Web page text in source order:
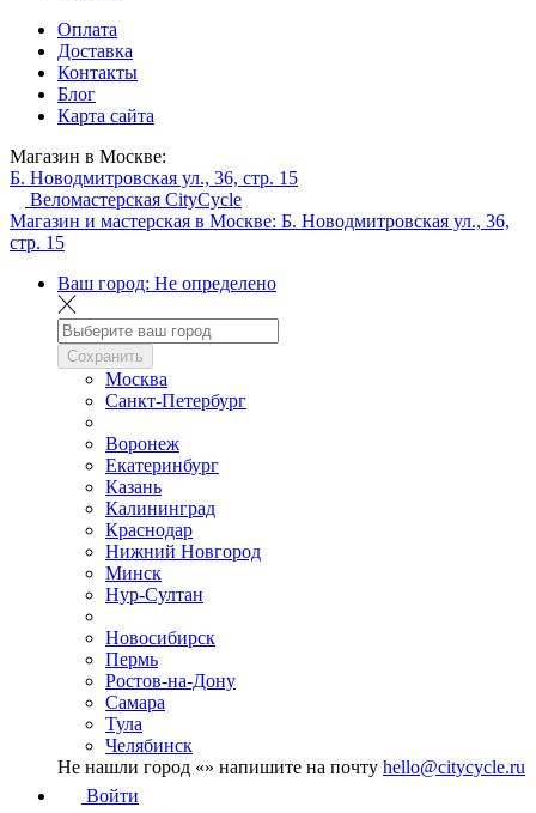
Оплата
Доставка
Контакты
Блог
Карта сайта
Магазин в Москве:
Б. Новодмитровская ул., 36, стр. 15
Веломастерская CityCycle
Магазин и мастерская в Москве: Б. Новодмитровская ул., 36,
стр. 15
Ваш город: Не определено
Сохранить
Москва
Санкт-Петербург
Воронеж
Екатеринбург
Казань
Калининград
Краснодар
Нижний Новгород
Минск
Нур-Султан
Новосибирск
Пермь
Ростов-на-Дону
Самара
Тула
Челябинск
Не нашли город «» напишите на почту hello@citycycle.ru
Войти